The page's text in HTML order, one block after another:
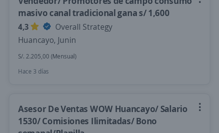
masivo canal tradicional gana s/ 1,600
4,3
Overall Strategy
Huancayo, Junin
S/. 2.205,00 (Mensual)
Hace 3 días
Asesor De Ventas WOW Huancayo/ Salario
1530/ Comisiones Ilimitadas/ Bono